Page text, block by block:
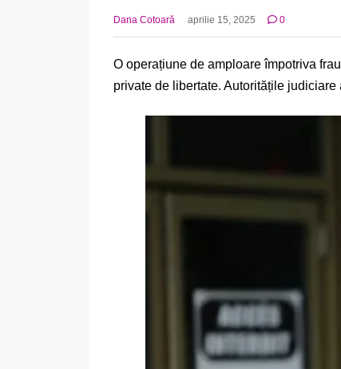
Dana Cotoară aprilie 15, 2025 0
O operațiune de amploare împotriva
private de libertate. Autoritățile